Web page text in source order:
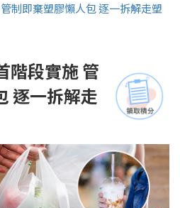
制即棄塑膠懶人包 逐一拆解走塑
階段實施 管
逐一拆解走